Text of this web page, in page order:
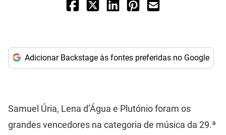
Adicionar Backstage às fontes preferidas no Google
Samuel Úria, Lena d’Água e Plutónio foram os
grandes vencedores na categoria de música da 29.ª